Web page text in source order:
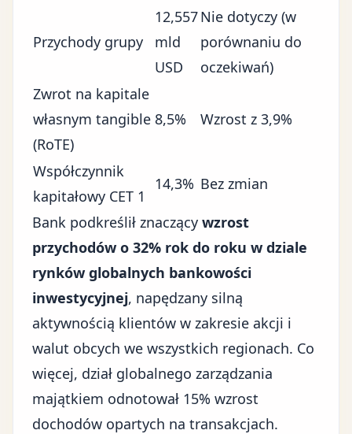
Przychody grupy
12,557
mld
USD
Nie dotyczy (w
porównaniu do
oczekiwań)
Zwrot na kapitale
własnym tangible
(RoTE)
8,5% Wzrost z 3,9%
Współczynnik
kapitałowy CET 1
14,3% Bez zmian
Bank podkreślił znaczący wzrost
przychodów o 32% rok do roku w dziale
rynków globalnych bankowości
inwestycyjnej, napędzany silną
aktywnością klientów w zakresie akcji i
walut obcych we wszystkich regionach. Co
więcej, dział globalnego zarządzania
majątkiem odnotował 15% wzrost
dochodów opartych na transakcjach.